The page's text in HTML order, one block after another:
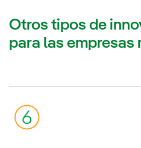
Otros tipos de
para las empresas